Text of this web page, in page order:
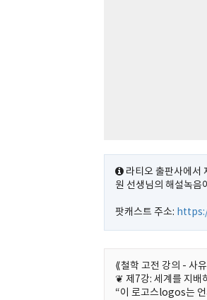
라티오 출판사에서
원 선생님의 해설녹음
팟캐스트 주소:
⟪철학 고전 강의 - 사
❦ 제7강: 세계를 지배
“이 로고스logos는 언